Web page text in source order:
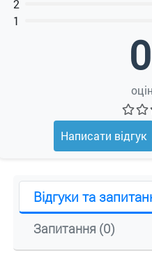
2
1
Написати відгук
Відгуки та
Запитання (0)